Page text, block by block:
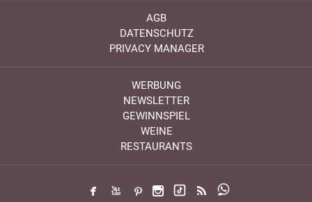
AGB
DATENSCHUTZ
PRIVACY MANAGER
WERBUNG
NEWSLETTER
GEWINNSPIEL
WEINE
RESTAURANTS